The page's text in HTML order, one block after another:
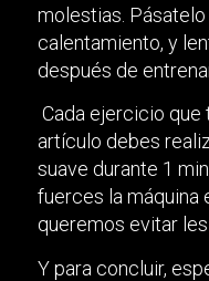
molestias. Pásatelo
calentamiento, y
después de
Cada ejercicio que
artículo debes
suave durante 1
fuerces la máquina
queremos evitar
Y para concluir,